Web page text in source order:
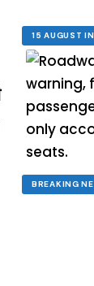
15 AUGUST
BREAKING